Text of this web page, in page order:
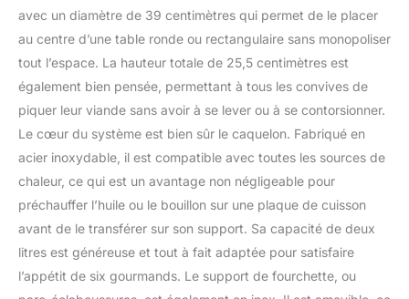
vaisselle autorisé.
Sécurité et qualité :
réchaud stable,
couvercle porte
éclaboussures, anses en
bois pour une bonne
prise en main. La
combinaison de
matériaux haut de
gamme tels l’acier et le
bois de hêtre confère à
votre table une ambiance
de chalet ! Contenu de la
avec un diamètre de 39 centimètres qui permet de le placer
au centre d’une table ronde ou rectangulaire sans monopoliser
tout l’espace. La hauteur totale de 25,5 centimètres est
également bien pensée, permettant à tous les convives de
piquer leur viande sans avoir à se lever ou à se contorsionner.
Le cœur du système est bien sûr le caquelon. Fabriqué en
acier inoxydable, il est compatible avec toutes les sources de
chaleur, ce qui est un avantage non négligeable pour
préchauffer l’huile ou le bouillon sur une plaque de cuisson
avant de le transférer sur son support. Sa capacité de deux
litres est généreuse et tout à fait adaptée pour satisfaire
l’appétit de six gourmands. Le support de fourchette, ou